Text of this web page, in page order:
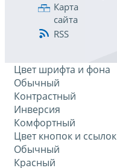
Карта
сайта
RSS
Цвет шрифта и фона
Обычный
Контрастный
Инверсия
Комфортный
Цвет кнопок и ссылок
Обычный
Красный